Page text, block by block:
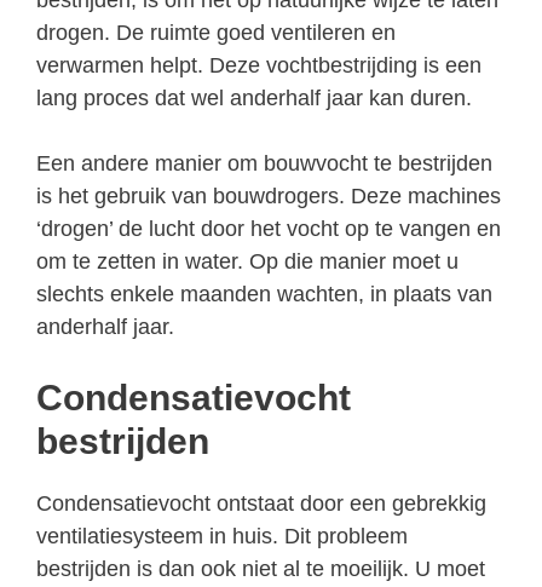
drogen. De ruimte goed ventileren en
verwarmen helpt. Deze vochtbestrijding is een
lang proces dat wel anderhalf jaar kan duren.
Een andere manier om bouwvocht te bestrijden
is het gebruik van bouwdrogers. Deze machines
‘drogen’ de lucht door het vocht op te vangen en
om te zetten in water. Op die manier moet u
slechts enkele maanden wachten, in plaats van
anderhalf jaar.
Condensatievocht
bestrijden
Condensatievocht ontstaat door een gebrekkig
ventilatiesysteem in huis. Dit probleem
bestrijden is dan ook niet al te moeilijk. U moet